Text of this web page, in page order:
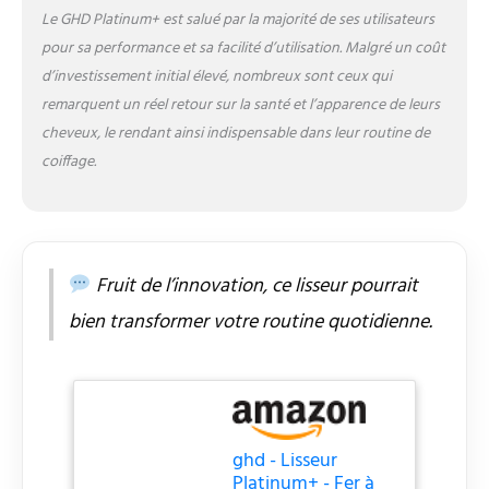
mouvement,
ondulations ou boucles.
Caractéristiques
supplémentaires :
trousse
thermorésistante incluse
universel - embout de
protection.
Le GHD Platinum+ est salué par la majorité de ses utilisateurs
pour sa performance et sa facilité d’utilisation. Malgré un coût
d’investissement initial élevé, nombreux sont ceux qui
remarquent un réel retour sur la santé et l’apparence de leurs
cheveux, le rendant ainsi indispensable dans leur routine de
coiffage.
Fruit de l’innovation, ce lisseur pourrait
bien transformer votre routine quotidienne.
ghd - Lisseur